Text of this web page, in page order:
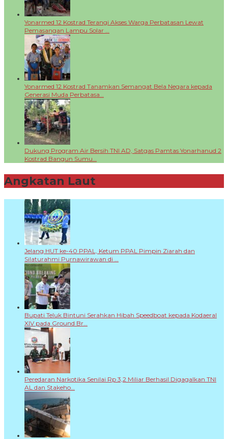
Yonarmed 12 Kostrad Terangi Akses Warga Perbatasan Lewat
Pemasangan Lampu Solar …
Yonarmed 12 Kostrad Tanamkan Semangat Bela Negara kepada
Generasi Muda Perbatasa…
Dukung Program Air Bersih TNI AD, Satgas Pamtas Yonarhanud 2
Kostrad Bangun Sumu…
Angkatan Laut
Jelang HUT ke-40 PPAL, Ketum PPAL Pimpin Ziarah dan
Silaturahmi Purnawirawan di …
Bupati Teluk Bintuni Serahkan Hibah Speedboat kepada Kodaeral
XIV pada Ground Br…
Peredaran Narkotika Senilai Rp 3,2 Miliar Berhasil Digagalkan TNI
AL dan Stakeho…